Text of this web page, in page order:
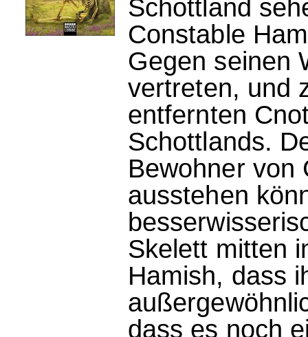
Schottland
Constable
Gegen seinen
vertreten, und
entfernten
Schottlands.
Bewohner von
ausstehen
Skelett mitten
Hamish, dass
dass es noch